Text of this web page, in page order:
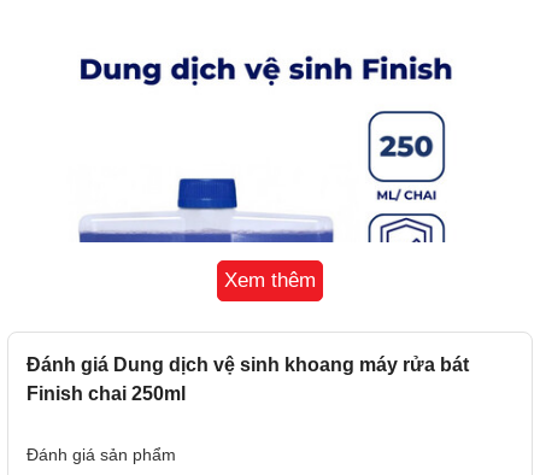
Xem thêm
Đánh giá Dung dịch vệ sinh khoang máy rửa bát
Finish chai 250ml
Đánh giá sản phẩm